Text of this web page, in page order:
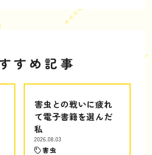
すめ記事
害虫との戦いに疲れ
て電子書籍を選んだ
私
2026.08.03
害虫